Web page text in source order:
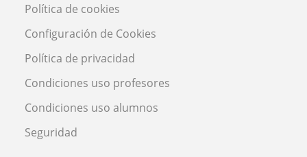
Política de cookies
Configuración de Cookies
Política de privacidad
Condiciones uso profesores
Condiciones uso alumnos
Seguridad